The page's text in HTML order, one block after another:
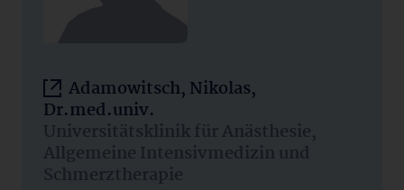
Adamowitsch, Nikolas,
Dr.med.univ.
Universitätsklinik für Anästhesie,
Allgemeine Intensivmedizin und
Schmerztherapie